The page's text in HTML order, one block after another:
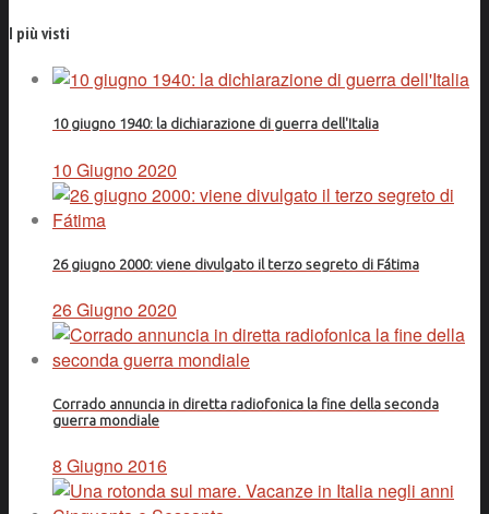
I più visti
10 giugno 1940: la dichiarazione di guerra dell'Italia
10 Giugno 2020
26 giugno 2000: viene divulgato il terzo segreto di Fátima
26 Giugno 2020
Corrado annuncia in diretta radiofonica la fine della seconda
guerra mondiale
8 Giugno 2016